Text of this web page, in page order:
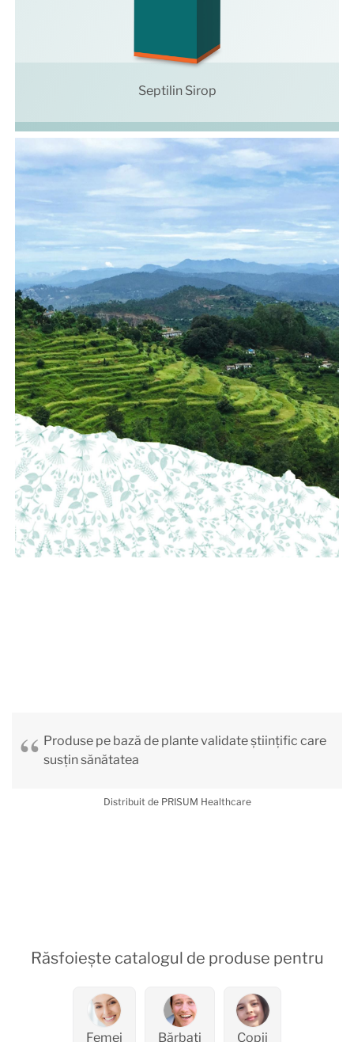
Septilin Sirop
Produse pe bază de plante validate științific care
susțin sănătatea
Distribuit de PRISUM Healthcare
Răsfoiește catalogul de produse pentru
Femei Bărbați Copii